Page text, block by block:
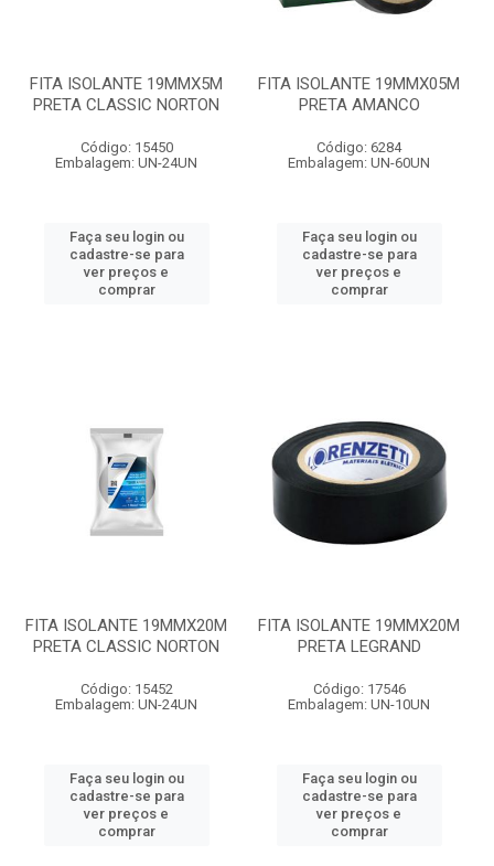
FITA ISOLANTE 19MMX5M
PRETA CLASSIC NORTON
Código: 15450
Embalagem: UN-24UN
Faça seu login ou
cadastre-se para
ver preços e
comprar
FITA ISOLANTE 19MMX05M
PRETA AMANCO
Código: 6284
Embalagem: UN-60UN
Faça seu login ou
cadastre-se para
ver preços e
comprar
FITA ISOLANTE 19MMX20M
PRETA CLASSIC NORTON
Código: 15452
Embalagem: UN-24UN
Faça seu login ou
cadastre-se para
ver preços e
comprar
FITA ISOLANTE 19MMX20M
PRETA LEGRAND
Código: 17546
Embalagem: UN-10UN
Faça seu login ou
cadastre-se para
ver preços e
comprar